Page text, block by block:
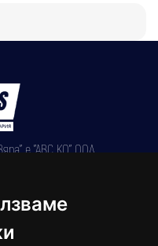
е "АВС КО" ООД,